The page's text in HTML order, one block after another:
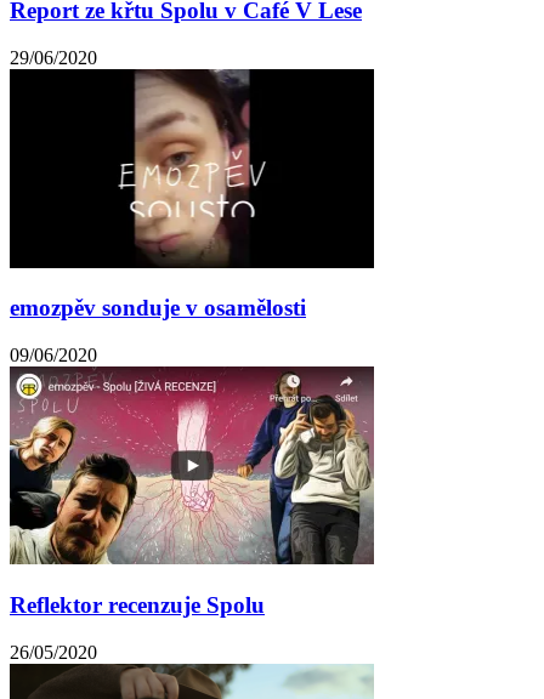
Report ze křtu Spolu v Café V Lese
29/06/2020
emozpěv sonduje v osamělosti
09/06/2020
Reflektor recenzuje Spolu
26/05/2020